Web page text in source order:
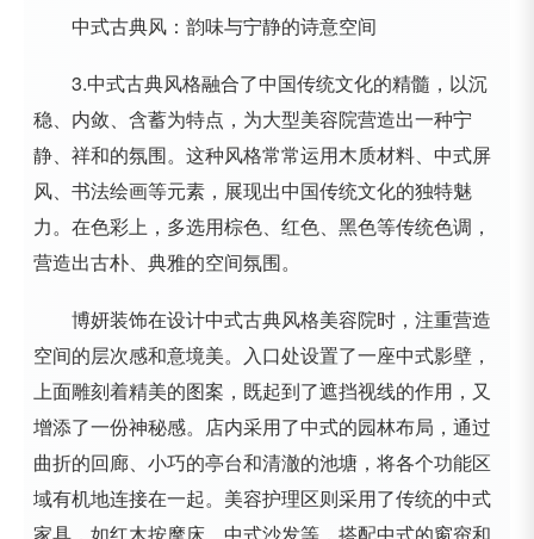
中式古典风：韵味与宁静的诗意空间
3.中式古典风格融合了中国传统文化的精髓，以沉
稳、内敛、含蓄为特点，为大型美容院营造出一种宁
静、祥和的氛围。这种风格常常运用木质材料、中式屏
风、书法绘画等元素，展现出中国传统文化的独特魅
力。在色彩上，多选用棕色、红色、黑色等传统色调，
营造出古朴、典雅的空间氛围。
博妍装饰在设计中式古典风格美容院时，注重营造
空间的层次感和意境美。入口处设置了一座中式影壁，
上面雕刻着精美的图案，既起到了遮挡视线的作用，又
增添了一份神秘感。店内采用了中式的园林布局，通过
曲折的回廊、小巧的亭台和清澈的池塘，将各个功能区
域有机地连接在一起。美容护理区则采用了传统的中式